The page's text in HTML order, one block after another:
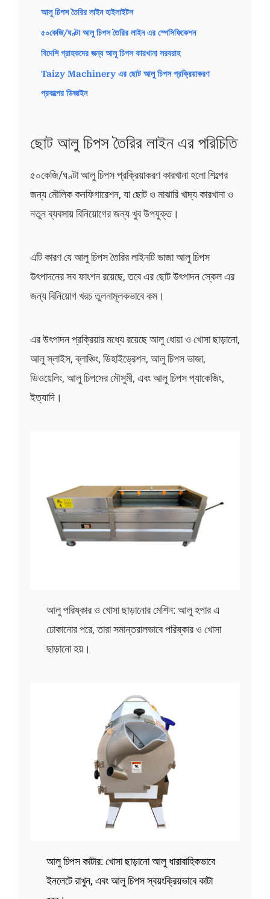
আলু চিপস তৈরির লাইন হাইলাইটস
৫০কেজি/ঘণ্টা আলু চিপস তৈরির লাইন এর স্পেসিফিকেশন
বিদেশি গ্রাহকদের জন্য আলু চিপস কারখানা সরবরাহ
Taizy Machinery এর ছোট আলু চিপস প্রক্রিয়াকরণ
প্রকল্পের ডিজাইন
ছোট আলু চিপস তৈরির লাইন এর পরিচিতি
৫০কেজি/ঘণ্টা আলু চিপস প্রক্রিয়াকরণ কারখানা হলো শিল্পের
জন্য মৌলিক কনফিগারেশন, যা ছোট ও মাঝারি খাদ্য কারখানা ও
নতুন ব্যবসায় বিনিয়োগের জন্য খুব উপযুক্ত।
এটি কারণ যে আলু চিপস তৈরির লাইনটি ভাজা আলু চিপস
উৎপাদনের সব ফাংশন রয়েছে, তবে এর ছোট উৎপাদন স্কেল এর
জন্য বিনিয়োগ খরচ তুলনামূলকভাবে কম।
এর উৎপাদন প্রক্রিয়ার মধ্যে রয়েছে আলু ধোয়া ও খোসা ছাড়ানো,
আলু স্লাইস, ব্লাঞ্চিং, ডিহাইড্রেশন, আলু চিপস ভাজা,
ডিওয়েলিং, আলু চিপসের মৌসুমী, এবং আলু চিপস প্যাকেজিং,
ইত্যাদি।
আলু পরিষ্কার ও খোসা ছাড়ানোর মেশিন: আলু হপার এ
ঢোকানোর পরে, তারা সমান্তরালভাবে পরিষ্কার ও খোসা
ছাড়ানো হয়।
আলু চিপস কাটার: খোসা ছাড়ানো আলু ধারাবাহিকভাবে
ইনলেটে রাখুন, এবং আলু চিপস স্বয়ংক্রিয়ভাবে কাটা